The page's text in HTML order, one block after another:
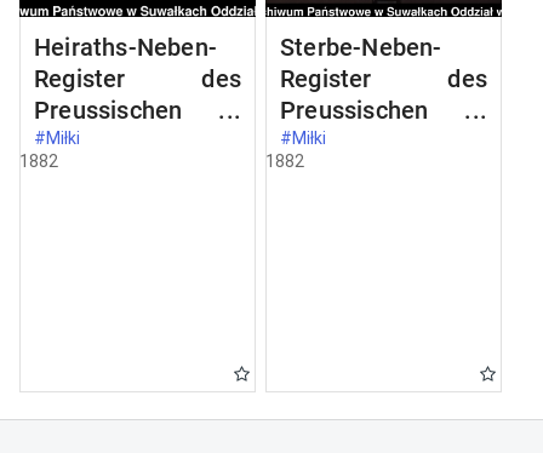
Heiraths-Neben-
Register des
Preussischen
Standes-Amtes
Milken Kreis
#Miłki
1882
Sterbe-Neben-
Register des
Preussischen
Standes-Amtes
[Milken Kreis
#Miłki
1882